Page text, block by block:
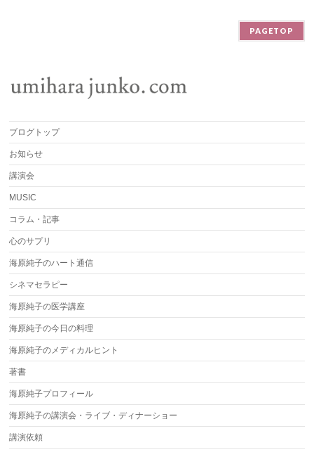
PAGETOP
ブログトップ
お知らせ
講演会
MUSIC
コラム・記事
心のサプリ
海原純子のハート通信
シネマセラピー
海原純子の医学講座
海原純子の今日の料理
海原純子のメディカルヒント
著書
海原純子プロフィール
海原純子の講演会・ライブ・ディナーショー
講演依頼